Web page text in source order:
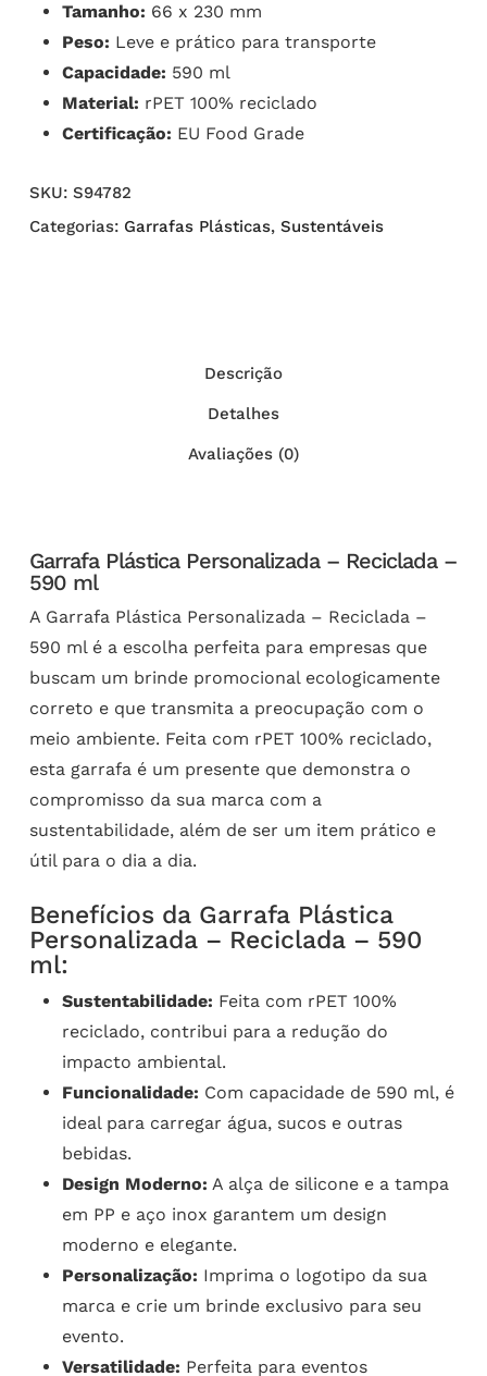
Tamanho: 66 x 230 mm
Peso: Leve e prático para transporte
Capacidade: 590 ml
Material: rPET 100% reciclado
Certificação: EU Food Grade
SKU: S94782
Categorias: Garrafas Plásticas, Sustentáveis
Descrição
Detalhes
Avaliações (0)
Garrafa Plástica Personalizada – Reciclada –
590 ml
A Garrafa Plástica Personalizada – Reciclada –
590 ml é a escolha perfeita para empresas que
buscam um brinde promocional ecologicamente
correto e que transmita a preocupação com o
meio ambiente. Feita com rPET 100% reciclado,
esta garrafa é um presente que demonstra o
compromisso da sua marca com a
sustentabilidade, além de ser um item prático e
útil para o dia a dia.
Benefícios da Garrafa Plástica
Personalizada – Reciclada – 590
ml:
Sustentabilidade: Feita com rPET 100%
reciclado, contribui para a redução do
impacto ambiental.
Funcionalidade: Com capacidade de 590 ml, é
ideal para carregar água, sucos e outras
bebidas.
Design Moderno: A alça de silicone e a tampa
em PP e aço inox garantem um design
moderno e elegante.
Personalização: Imprima o logotipo da sua
marca e crie um brinde exclusivo para seu
evento.
Versatilidade: Perfeita para eventos